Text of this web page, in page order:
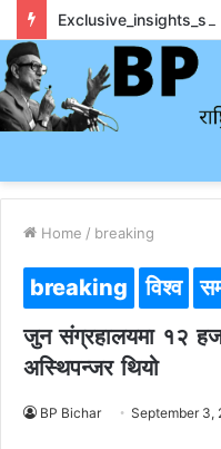
Home / breaking
breaking विश्व
जुन संग्रहालयमा १२
अस्थिपन्जर थियो
BP Bichar September 3,